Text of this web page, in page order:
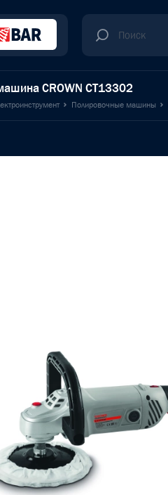
CROWN CT13302
Полировочные машины